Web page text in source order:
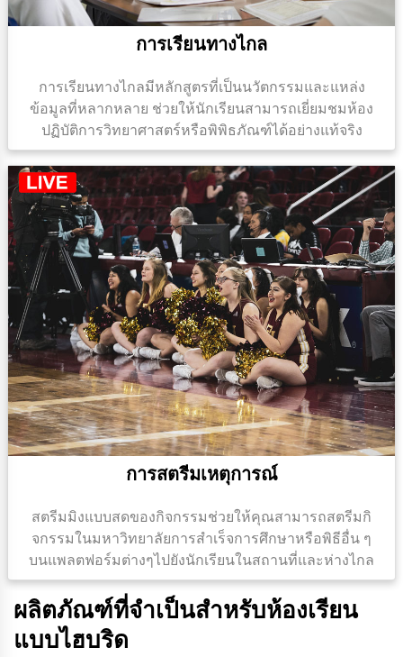
การเรียนทางไกล
การเรียนทางไกลมีหลักสูตรที่เป็นนวัตกรรมและแหล่ง
ข้อมูลที่หลากหลาย ช่วยให้นักเรียนสามารถเยี่ยมชมห้อง
ปฏิบัติการวิทยาศาสตร์หรือพิพิธภัณฑ์ได้อย่างแท้จริง
การสตรีมเหตุการณ์
สตรีมมิงแบบสดของกิจกรรมช่วยให้คุณสามารถสตรีมกิ
จกรรมในมหาวิทยาลัยการสําเร็จการศึกษาหรือพิธีอื่น ๆ
บนแพลตฟอร์มต่างๆไปยังนักเรียนในสถานที่และห่างไกล
ผลิตภัณฑ์ที่จําเป็นสําหรับห้องเรียน
แบบไฮบริด